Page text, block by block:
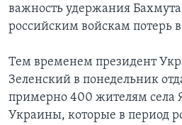
важность удержания
российским войскам потерь
Тем временем президент
Зеленский в понедельник
примерно 400 жителям села
Украины, которые в период